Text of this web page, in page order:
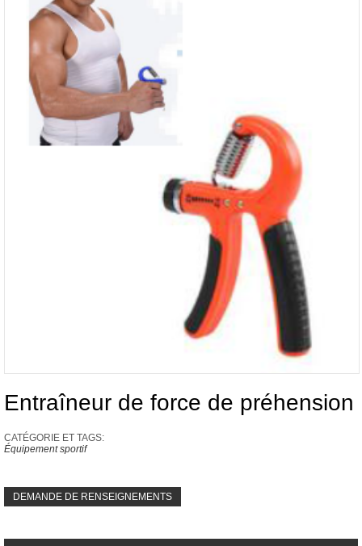
Entraîneur de force de préhension
CATÉGORIE ET ​​TAGS:
Équipement sportif
DEMANDE DE RENSEIGNEMENTS